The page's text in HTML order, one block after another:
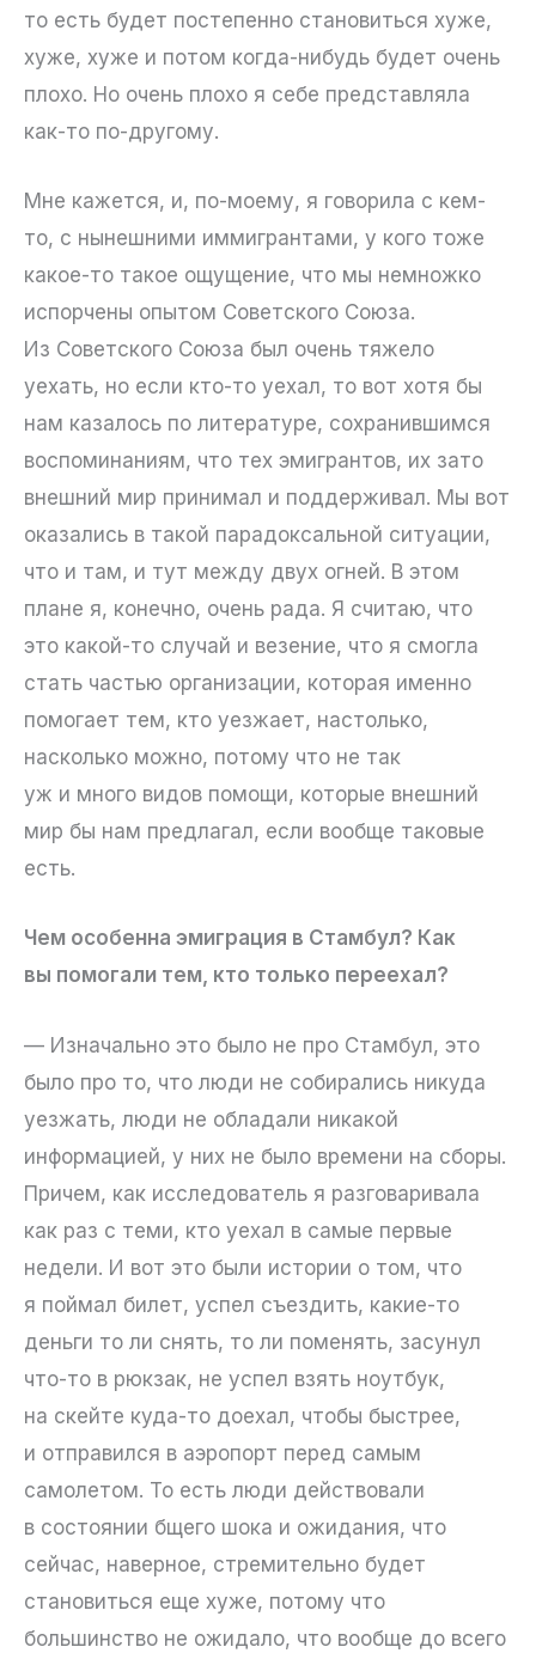
то есть будет постепенно становиться хуже,
хуже, хуже и потом когда-нибудь будет очень
плохо. Но очень плохо я себе представляла
как-то по-другому.
Мне кажется, и, по-моему, я говорила с кем-
то, с нынешними иммигрантами, у кого тоже
какое-то такое ощущение, что мы немножко
испорчены опытом Советского Союза.
Из Советского Союза был очень тяжело
уехать, но если кто-то уехал, то вот хотя бы
нам казалось по литературе, сохранившимся
воспоминаниям, что тех эмигрантов, их зато
внешний мир принимал и поддерживал. Мы вот
оказались в такой парадоксальной ситуации,
что и там, и тут между двух огней. В этом
плане я, конечно, очень рада. Я считаю, что
это какой-то случай и везение, что я смогла
стать частью организации, которая именно
помогает тем, кто уезжает, настолько,
насколько можно, потому что не так
уж и много видов помощи, которые внешний
мир бы нам предлагал, если вообще таковые
есть.
Чем особенна эмиграция в Стамбул? Как
вы помогали тем, кто только переехал?
— Изначально это было не про Стамбул, это
было про то, что люди не собирались никуда
уезжать, люди не обладали никакой
информацией, у них не было времени на сборы.
Причем, как исследователь я разговаривала
как раз с теми, кто уехал в самые первые
недели. И вот это были истории о том, что
я поймал билет, успел съездить, какие-то
деньги то ли снять, то ли поменять, засунул
что-то в рюкзак, не успел взять ноутбук,
на скейте куда-то доехал, чтобы быстрее,
и отправился в аэропорт перед самым
самолетом. То есть люди действовали
в состоянии бщего шока и ожидания, что
сейчас, наверное, стремительно будет
становиться еще хуже, потому что
большинство не ожидало, что вообще до всего